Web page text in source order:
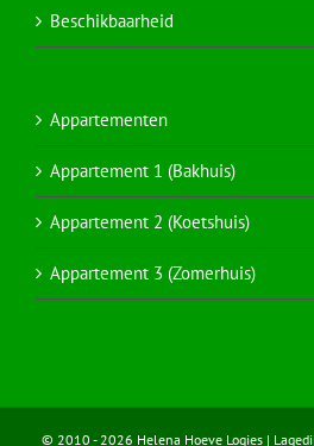
Beschikbaarheid
Appartementen
Appartement 1 (Bakhuis)
Appartement 2 (Koetshuis)
Appartement 3 (Zomerhuis)
© 2010 - 2026 Helena Hoeve Logies |